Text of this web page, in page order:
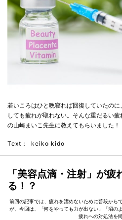
若いころはひと晩寝れば回復していたの
しても疲れが取れない。そんな重だるい
の山崎まいこ先生に教えてもらいました！
Text： keiko kido
「美容点滴・注射」が疲
る！？
前回の記事では、疲れを溜めないために普段から
が、今回は、「何をやっても力が出ない」「沼の
疲れへの対処法を